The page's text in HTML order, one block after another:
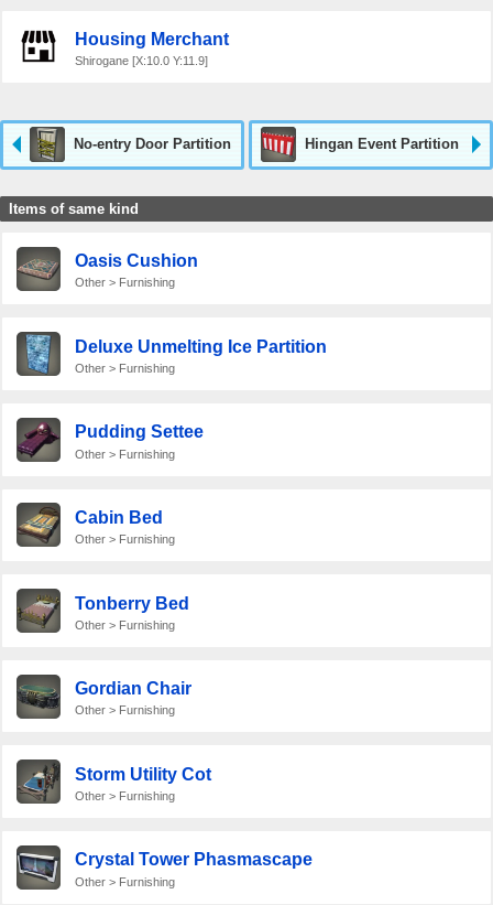
Housing Merchant
Shirogane [X:10.0 Y:11.9]
No-entry Door Partition Hingan Event Partition
Items of same kind
Oasis Cushion
Other > Furnishing
Deluxe Unmelting Ice Partition
Other > Furnishing
Pudding Settee
Other > Furnishing
Cabin Bed
Other > Furnishing
Tonberry Bed
Other > Furnishing
Gordian Chair
Other > Furnishing
Storm Utility Cot
Other > Furnishing
Crystal Tower Phasmascape
Other > Furnishing